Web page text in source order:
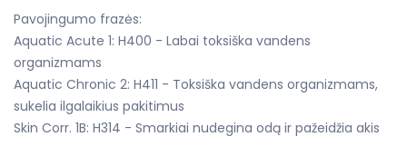
Pavojingumo frazės:
Aquatic Acute 1: H400 - Labai toksiška vandens
organizmams
Aquatic Chronic 2: H411 - Toksiška vandens organizmams,
sukelia ilgalaikius pakitimus
Skin Corr. 1B: H314 - Smarkiai nudegina odą ir pažeidžia akis